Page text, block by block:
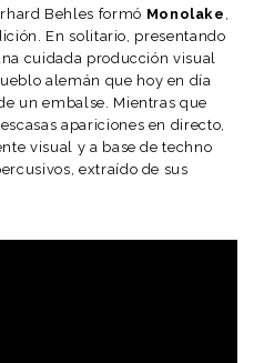
Behles formó Monolake
En solitario, presentando
cuidada producción visual
alemán que hoy en día
un embalse. Mientras que
apariciones en directo,
visual y a base de techno
extraído de sus